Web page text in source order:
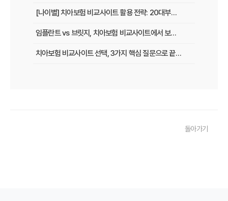
[나이별] 치아보험 비교사이트 활용 전략: 20대부터 60대까지 맞춤 가이드
임플란트 vs 브릿지, 치아보험 비교사이트에서 보장 범위 꼼꼼하게 확인하는 꿀팁
치아보험 비교사이트 선택, 3가지 핵심 질문으로 끝내기
돌아가기